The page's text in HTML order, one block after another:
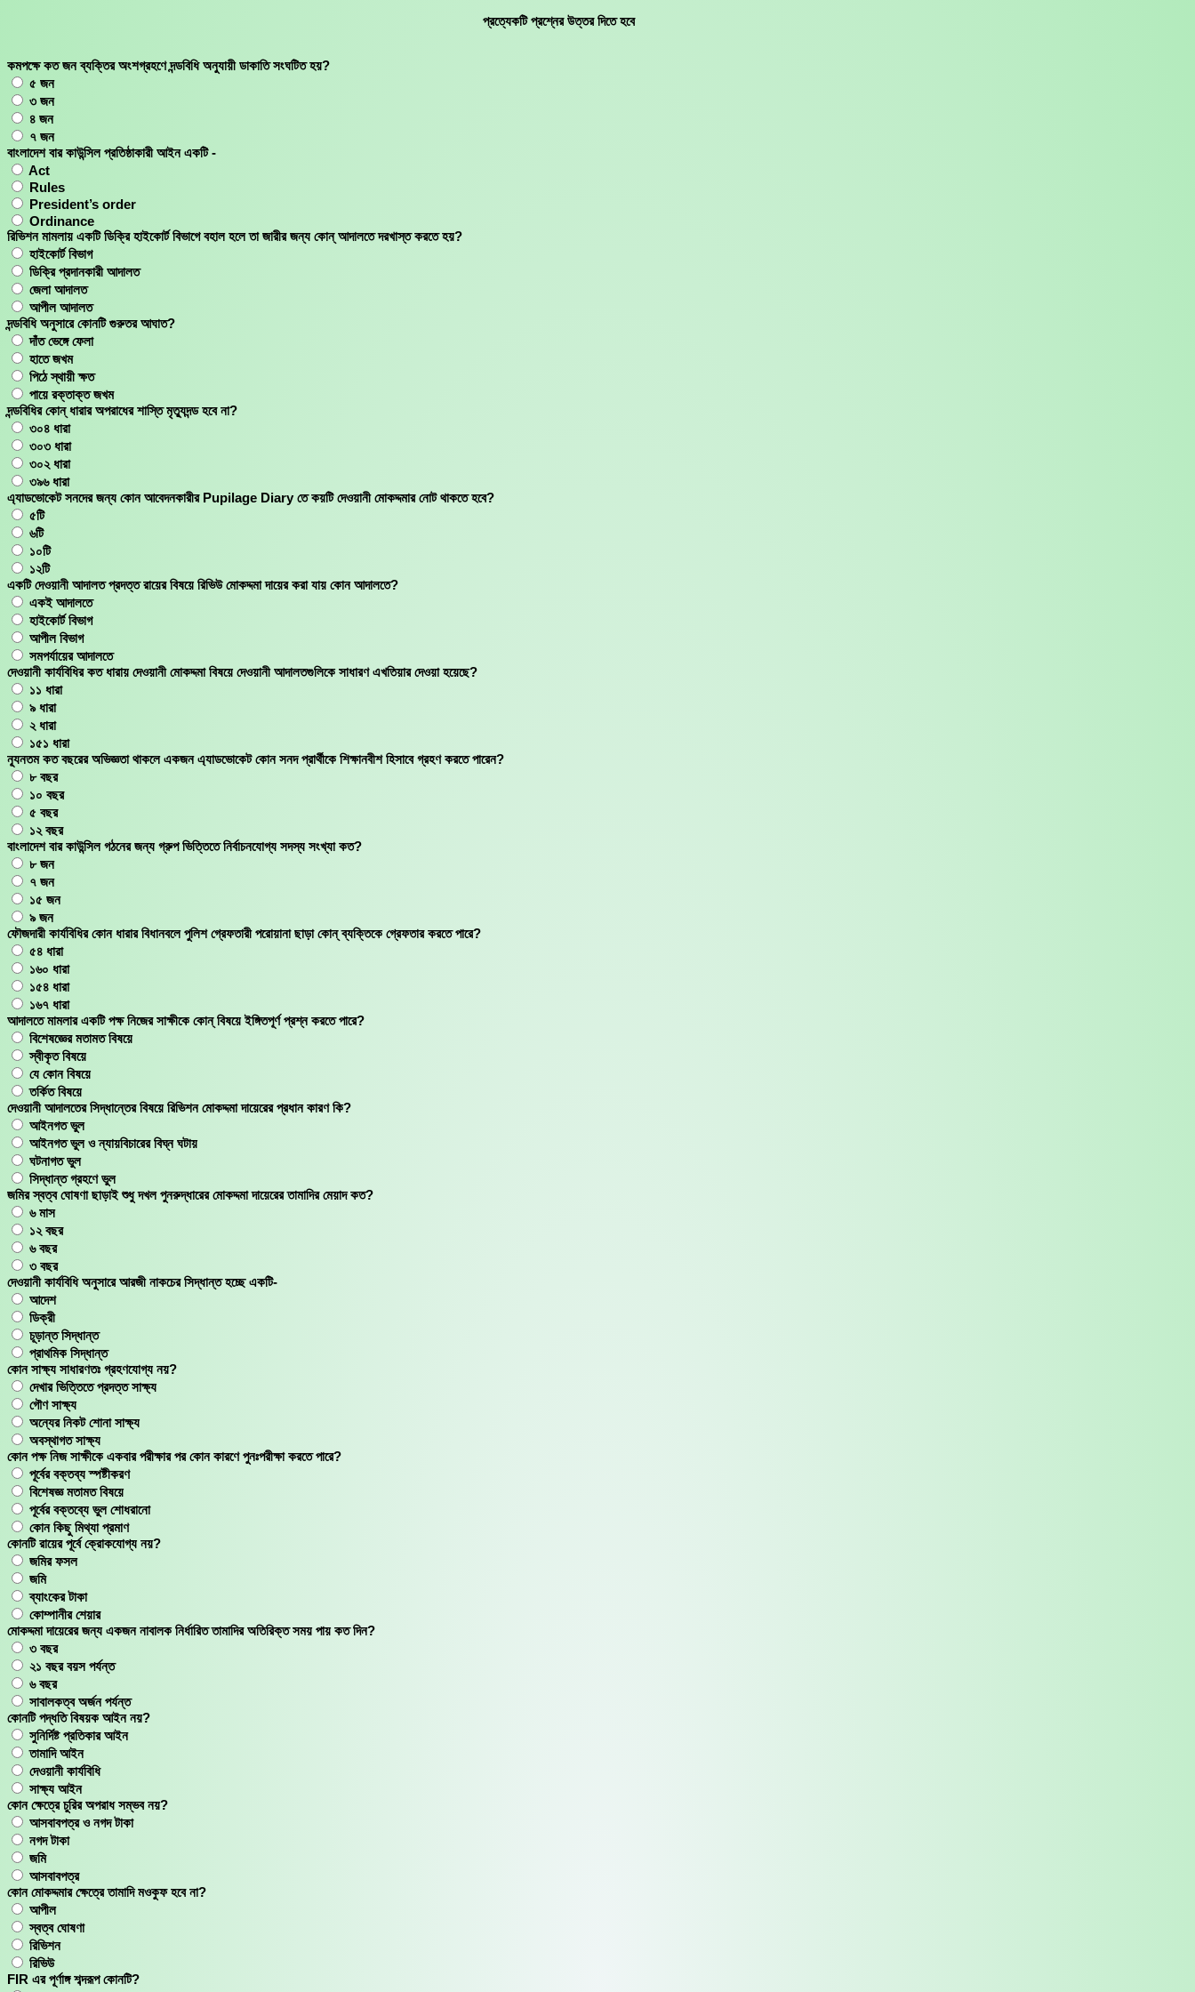
প্রত্যেকটি প্রশ্নের উত্তর দিতে হবে
কমপক্ষে কত জন ব্যক্তির অংশগ্রহণে দন্ডবিধি অনুযায়ী ডাকাতি সংঘটিত হয়?
৫ জন
৩ জন
৪ জন
৭ জন
বাংলাদেশ বার কাউন্সিল প্রতিষ্ঠাকারী আইন একটি -
Act
Rules
President’s order
Ordinance
রিভিশন মামলায় একটি ডিক্রি হাইকোর্ট বিভাগে বহাল হলে তা জারীর জন্য কোন্ আদালতে দরখাস্ত করতে হয়?
হাইকোর্ট বিভাগ
ডিক্রি প্রদানকারী আদালত
জেলা আদালত
আপীল আদালত
দন্ডবিধি অনুসারে কোনটি গুরুতর আঘাত?
দাঁত ভেঙ্গে ফেলা
হাতে জখম
পিঠে স্থায়ী ক্ষত
পায়ে রক্তাক্ত জখম
দন্ডবিধির কোন্ ধারার অপরাধের শাস্তি মৃত্যুদন্ড হবে না?
৩০৪ ধারা
৩০৩ ধারা
৩০২ ধারা
৩৯৬ ধারা
এ্যাডভোকেট সনদের জন্য কোন আবেদনকারীর Pupilage Diary তে কয়টি দেওয়ানী মোকদ্দমার নোট থাকতে হবে?
৫টি
৬টি
১০টি
১২টি
একটি দেওয়ানী আদালত প্রদত্ত রায়ের বিষয়ে রিভিউ মোকদ্দমা দায়ের করা যায় কোন আদালতে?
একই আদালতে
হাইকোর্ট বিভাগ
আপীল বিভাগ
সমপর্যায়ের আদালতে
দেওয়ানী কার্যবিধির কত ধারায় দেওয়ানী মোকদ্দমা বিষয়ে দেওয়ানী আদালতগুলিকে সাধারণ এখতিয়ার দেওয়া হয়েছে?
১১ ধারা
৯ ধারা
২ ধারা
১৫১ ধারা
ন্যূনতম কত বছরের অভিজ্ঞতা থাকলে একজন এ্যাডভোকেট কোন সনদ প্রার্থীকে শিক্ষানবীশ হিসাবে গ্রহণ করতে পারেন?
৮ বছর
১০ বছর
৫ বছর
১২ বছর
বাংলাদেশ বার কাউন্সিল গঠনের জন্য গ্রুপ ভিত্তিতে নির্বাচনযোগ্য সদস্য সংখ্যা কত?
৮ জন
৭ জন
১৫ জন
৯ জন
ফৌজদারী কার্যবিধির কোন ধারার বিধানবলে পুলিশ গ্রেফতারী পরোয়ানা ছাড়া কোন্ ব্যক্তিকে গ্রেফতার করতে পারে?
৫৪ ধারা
১৬০ ধারা
১৫৪ ধারা
১৬৭ ধারা
আদালতে মামলার একটি পক্ষ নিজের সাক্ষীকে কোন্ বিষয়ে ইঙ্গিতপূর্ণ প্রশ্ন করতে পারে?
বিশেষজ্ঞের মতামত বিষয়ে
স্বীকৃত বিষয়ে
যে কোন বিষয়ে
তর্কিত বিষয়ে
দেওয়ানী আদালতের সিদ্ধান্তের বিষয়ে রিভিশন মোকদ্দমা দায়েরের প্রধান কারণ কি?
আইনগত ভুল
আইনগত ভুল ও ন্যায়বিচারের বিঘ্ন ঘটায়
ঘটনাগত ভুল
সিদ্ধান্ত গ্রহণে ভুল
জমির স্বত্ব ঘোষণা ছাড়াই শুধু দখল পুনরুদ্ধারের মোকদ্দমা দায়েরের তামাদির মেয়াদ কত?
৬ মাস
১২ বছর
৬ বছর
৩ বছর
দেওয়ানী কার্যবিধি অনুসারে আরজী নাকচের সিদ্ধান্ত হচ্ছে একটি-
আদেশ
ডিক্রী
চূড়ান্ত সিদ্ধান্ত
প্রাথমিক সিদ্ধান্ত
কোন সাক্ষ্য সাধারণতঃ গ্রহণযোগ্য নয়?
দেখার ভিত্তিতে প্রদত্ত সাক্ষ্য
গৌণ সাক্ষ্য
অন্যের নিকট শোনা সাক্ষ্য
অবস্থাগত সাক্ষ্য
কোন পক্ষ নিজ সাক্ষীকে একবার পরীক্ষার পর কোন কারণে পুনঃপরীক্ষা করতে পারে?
পূর্বের বক্তব্য স্পষ্টীকরণ
বিশেষজ্ঞ মতামত বিষয়ে
পূর্বের বক্তব্যে ভুল শোধরানো
কোন কিছু মিথ্যা প্রমাণ
কোনটি রায়ের পূর্বে ক্রোকযোগ্য নয়?
জমির ফসল
জমি
ব্যাংকের টাকা
কোম্পানীর শেয়ার
মোকদ্দমা দায়েরের জন্য একজন নাবালক নির্ধারিত তামাদির অতিরিক্ত সময় পায় কত দিন?
৩ বছর
২১ বছর বয়স পর্যন্ত
৬ বছর
সাবালকত্ব অর্জন পর্যন্ত
কোনটি পদ্ধতি বিষয়ক আইন নয়?
সুনির্দিষ্ট প্রতিকার আইন
তামাদি আইন
দেওয়ানী কার্যবিধি
সাক্ষ্য আইন
কোন ক্ষেত্রে চুরির অপরাধ সম্ভব নয়?
আসবাবপত্র ও নগদ টাকা
নগদ টাকা
জমি
আসবাবপত্র
কোন মোকদ্দমার ক্ষেত্রে তামাদি মওকুফ হবে না?
আপীল
স্বত্ব ঘোষণা
রিভিশন
রিভিউ
FIR এর পূর্ণাঙ্গ শব্দরূপ কোনটি?